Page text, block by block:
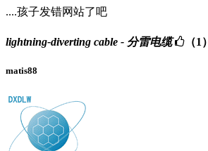
....孩子发错网站了吧
lightning-diverting cable - 分雷电缆 （1）
matis88